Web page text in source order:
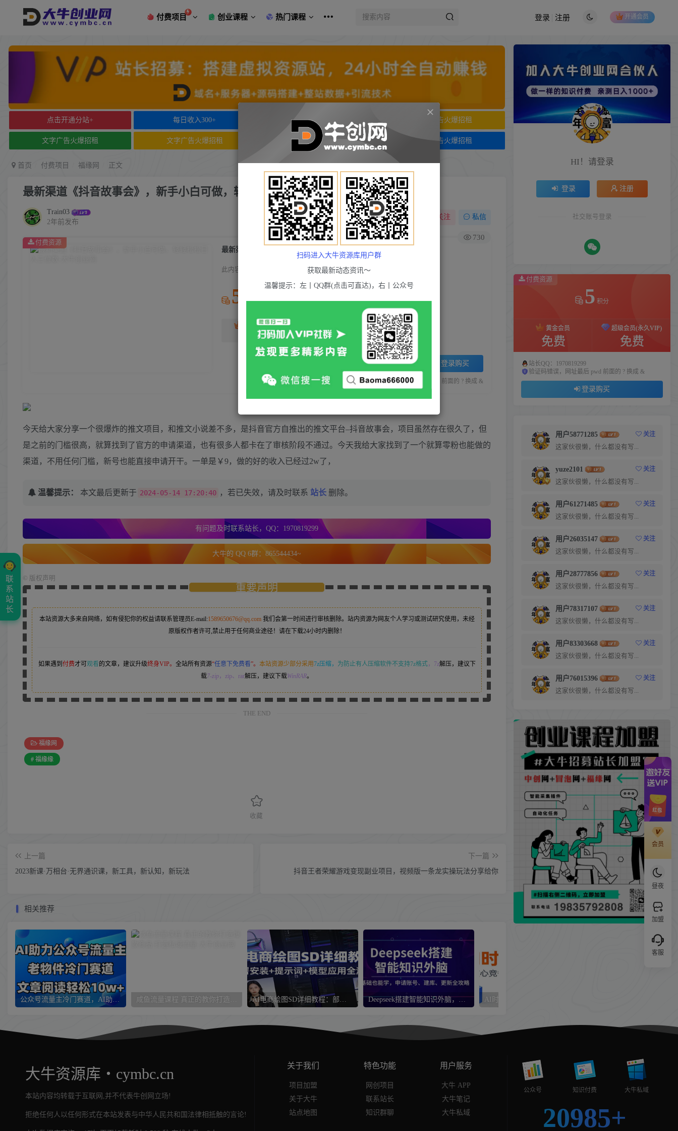
会员
昼夜
加盟
客服
付费项目 创业课程 热门课程 开通会员
登录 注册
点击开通分站+ 每日收入300+ 文字广告火爆招租 文字广告火爆招租
文字广告火爆招租 文字广告火爆招租 文字广告火爆招租 文字广告火爆招租
首页 付费项目 福缘网 正文
最新渠道《抖音故事会》，新手小白可做，轻轻松松日入三位数
Train03
2年前发布
关注 私信
730
最新渠道《抖音故事会》，新手小白可做，轻轻松松日入三位数
此内容为付费资源，请付费后查看
5 积分
黄金会员 免费
免费
登录购买
站长QQ：1970819299 验证码错误，网址最后 pwd 前面的 ? 换成 &
付费资源
今天给大家分享一个很爆炸的推文项目，和推文小说差不多，是抖音官方自推出的推文平台–抖音故事会，项目虽然存在很久了，但
是之前的门槛很高，就算找到了官方的申请渠道，也有很多人都卡在了审核阶段不通过。今天我给大家找到了一个就算零粉也能做的
渠道，不用任何门槛，新号也能直接申请开干。一单是￥9，做的好的收入已经过2w了，
温馨提示： 本文最后更新于 2024-05-14 17:20:40 ，若已失效，请及时联系 站长 删除。
有问题及时联系站长，QQ：1970819299
大牛的 QQ 6群：865544434~
版权声明
重要声明
本站资源大多来自网络，如有侵犯你的权益请联系管理员E-mail:1589650676@qq.com 我们会第一时间进行审核删除。站内资源为网友个人学习或测试研究使用，未经
原版权作者许可,禁止用于任何商业途径！请在下载24小时内删除！
如果遇到 付费才可观看的文章，建议升级终身VIP。 全站所有资源“任意下免费看”。 本站资源少部分采用7z压缩， 为防止有人压缩软件不支持7z格式，7z解压，建议下
载7-zip，zip、rar解压，建议下载WinRAR。
THE END
福缘网
# 福缘缘
收藏
上一篇
2023新课·万相台·无界通识课，新工具，新认知，新玩法
下一篇
抖音王者荣耀游戏变现副业项目，视频版一条龙实操玩法分享给你
相关推荐
Deepseek搭建智能知识外脑，零基础也能学，申请账号、建库、更新全攻略
HI！请登录
登录 注册
社交账号登录
付费资源
5 积分
黄金会员
免费
超级会员(永久VIP)
免费
站长QQ：1970819299
验证码错误，网址最后 pwd 前面的 ? 换成 &
登录购买
用户58771285
关注
这家伙很懒，什么都没有写...
yuze2101
关注
这家伙很懒，什么都没有写...
用户61271485
关注
这家伙很懒，什么都没有写...
用户26035147
关注
这家伙很懒，什么都没有写...
用户28777856
关注
这家伙很懒，什么都没有写...
用户78317107
关注
这家伙很懒，什么都没有写...
用户83303668
关注
这家伙很懒，什么都没有写...
用户76015396
关注
这家伙很懒，什么都没有写...
大牛资源库・cymbc.cn
本站内容均转载于互联网,并不代表牛创网立场!
拒绝任何人以任何形式在本站发表与中华人民共和国法律相抵触的言论!
关于我们
项目加盟
关于大牛
站点地图
特色功能
网创项目
联系站长
知识群聊
用户服务
大牛 APP
大牛笔记
大牛私域
公众号 知识付费 大牛私域
20985+
联
系
站
长
扫码进入大牛资源库用户群
获取最新动态资讯～
温馨提示：左丨QQ群(点击可直达)，右丨公众号